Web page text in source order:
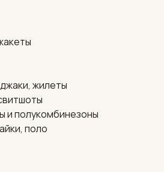
жилеты
и полукомбинезоны
поло